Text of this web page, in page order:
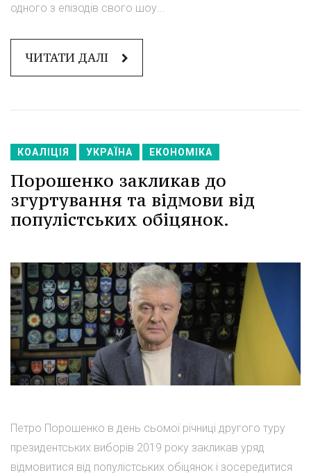
одного з епізодів свого шоу...
ЧИТАТИ ДАЛІ
КОАЛІЦІЯ УКРАЇНА ЕКОНОМІКА
Порошенко закликав до
згуртування та відмови від
популістських обіцянок.
Петро Порошенко в день сьомої річниці другого туру
президентських виборів 2019 року закликав уряд
відмовитися від популістських обіцянок і зосередитися